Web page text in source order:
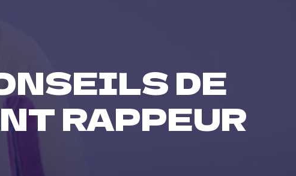
DE
RAPPEUR